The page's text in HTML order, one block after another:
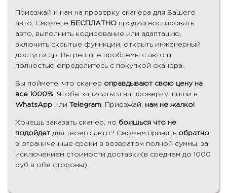
Приезжай к нам на проверку сканера для Вашего
авто. Сможете БЕСПЛАТНО продиагностировать
авто, выполнить кодирование или адаптацию,
включить скрытые фуннкции, открыть инженерный
доступ и др. Вы решите проблемы с авто и
полностью определитесь с покупкой сканера.
Вы поймете, что сканер оправдывают свою цену на
все 1000%. Чтобы записаться на проверку, пиши в
WhatsApp или Telegram. Приезжай, нам не жалко!
Хочешь заказать сканер, но боишься что не
подойдет для твоего авто? Сможем принять обратно
в ограниченные сроки в возвратом полной суммы, за
исключением стоимости доставки(в среднем до 1000
руб в обе стороны).